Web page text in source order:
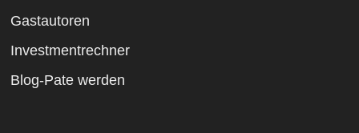
Gastautoren
Investmentrechner
Blog-Pate werden